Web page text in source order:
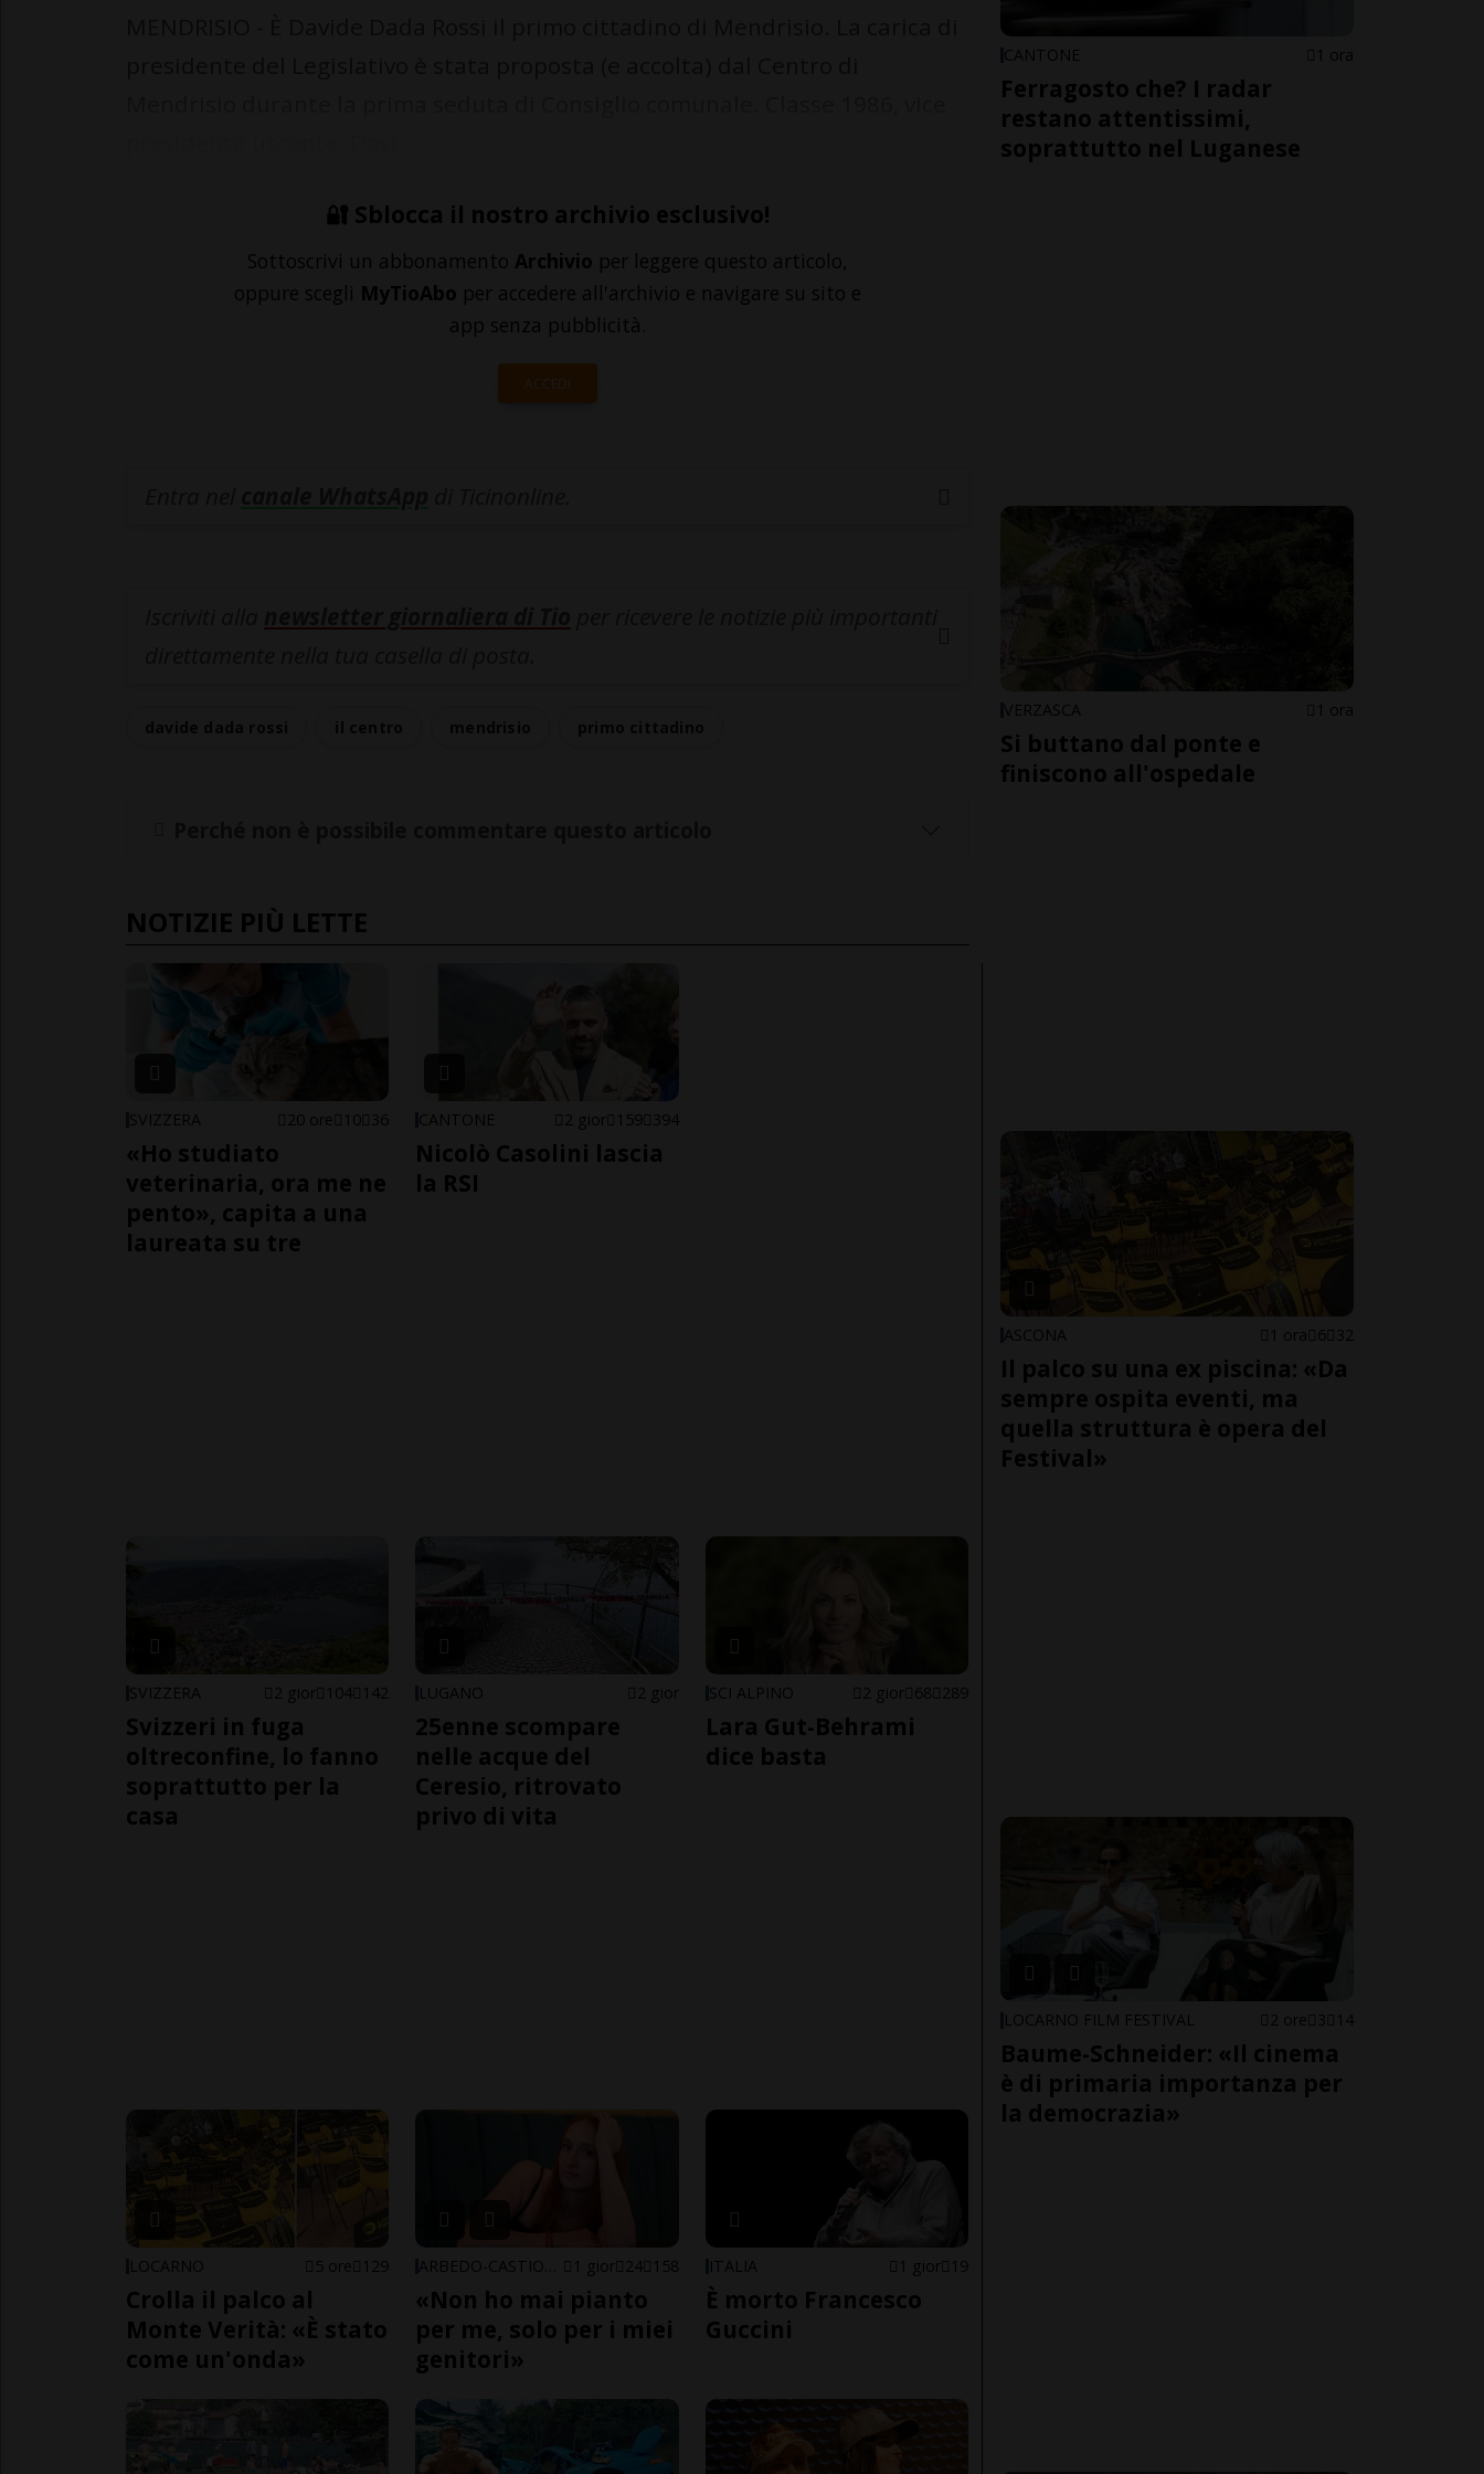
🔐 Sblocca il nostro archivio esclusivo!
Sottoscrivi un abbonamento Archivio per leggere questo articolo,
oppure scegli MyTioAbo per accedere all'archivio e navigare su sito e
app senza pubblicità.
ACCEDI
NOTIZIE PIÙ LETTE
SVIZZERA 20 ore 10 36
«Ho studiato
veterinaria, ora me ne
pento», capita a una
laureata su tre
CANTONE 2 gior 159 394
Nicolò Casolini lascia
la RSI
SVIZZERA 2 gior 104 142
Svizzeri in fuga
oltreconfine, lo fanno
soprattutto per la
casa
LUGANO 2 gior
25enne scompare
nelle acque del
Ceresio, ritrovato
privo di vita
SCI ALPINO 2 gior 68 289
Lara Gut-Behrami
dice basta
LOCARNO 5 ore 129
Crolla il palco al
Monte Verità: «È stato
come un'onda»
1 gior 24 158
«Non ho mai pianto
per me, solo per i miei
genitori»
ITALIA 1 gior 19
È morto Francesco
Guccini
CANTONE 1 ora
Ferragosto che? I radar
restano attentissimi,
soprattutto nel Luganese
VERZASCA 1 ora
Si buttano dal ponte e
finiscono all'ospedale
ASCONA 1 ora 6 32
Il palco su una ex piscina: «Da
sempre ospita eventi, ma
quella struttura è opera del
Festival»
LOCARNO FILM FESTIVAL 2 ore 3 14
Baume-Schneider: «Il cinema
è di primaria importanza per
la democrazia»